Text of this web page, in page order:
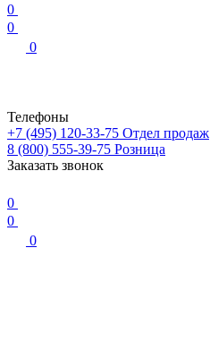
0
0
0
Телефоны
+7 (495) 120-33-75 Отдел продаж
8 (800) 555-39-75 Розница
Заказать звонок
0
0
0